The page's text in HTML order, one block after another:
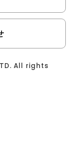
All rights